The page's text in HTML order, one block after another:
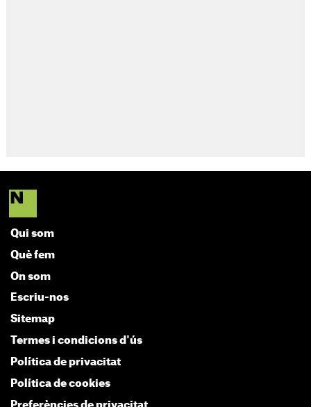
Qui som
Què fem
On som
Escriu-nos
Sitemap
Termes i condicions d'ús
Política de privacitat
Política de cookies